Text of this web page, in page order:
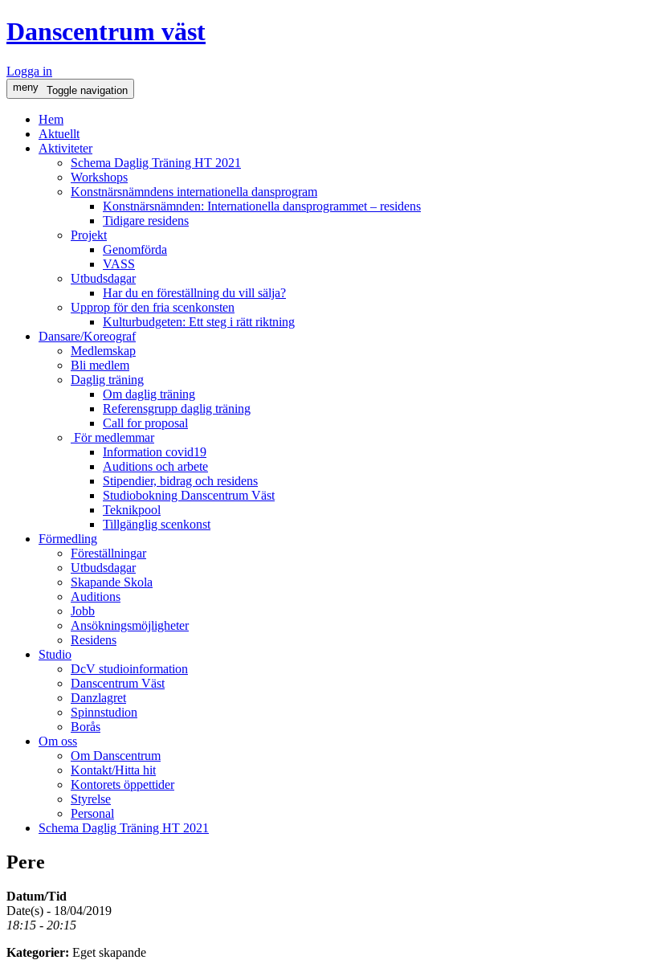
Danscentrum väst
Logga in
meny Toggle navigation
Hem
Aktuellt
Aktiviteter
Schema Daglig Träning HT 2021
Workshops
Konstnärsnämndens internationella dansprogram
Konstnärsnämnden: Internationella dansprogrammet – residens
Tidigare residens
Projekt
Genomförda
VASS
Utbudsdagar
Har du en föreställning du vill sälja?
Upprop för den fria scenkonsten
Kulturbudgeten: Ett steg i rätt riktning
Dansare/Koreograf
Medlemskap
Bli medlem
Daglig träning
Om daglig träning
Referensgrupp daglig träning
Call for proposal
För medlemmar
Information covid19
Auditions och arbete
Stipendier, bidrag och residens
Studiobokning Danscentrum Väst
Teknikpool
Tillgänglig scenkonst
Förmedling
Föreställningar
Utbudsdagar
Skapande Skola
Auditions
Jobb
Ansökningsmöjligheter
Residens
Studio
DcV studioinformation
Danscentrum Väst
Danzlagret
Spinnstudion
Borås
Om oss
Om Danscentrum
Kontakt/Hitta hit
Kontorets öppettider
Styrelse
Personal
Schema Daglig Träning HT 2021
Pere
Datum/Tid
Date(s) - 18/04/2019
18:15 - 20:15
Kategorier: Eget skapande